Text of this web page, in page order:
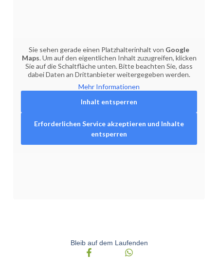
Bleib auf dem Laufenden
Sie sehen gerade einen Platzhalterinhalt von Google
Maps. Um auf den eigentlichen Inhalt zuzugreifen, klicken
Sie auf die Schaltfläche unten. Bitte beachten Sie, dass
dabei Daten an Drittanbieter weitergegeben werden.
Mehr Informationen
Inhalt entsperren
Erforderlichen Service akzeptieren und Inhalte
entsperren